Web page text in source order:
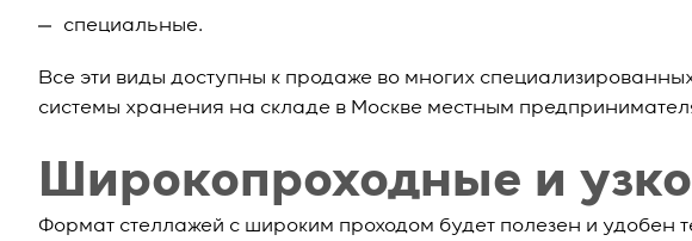
специальные.
Все эти виды доступны к продаже во многих
системы хранения на складе в Москве местным
Широкопроходные и
Формат стеллажей с широким проходом будет полезен и удобен